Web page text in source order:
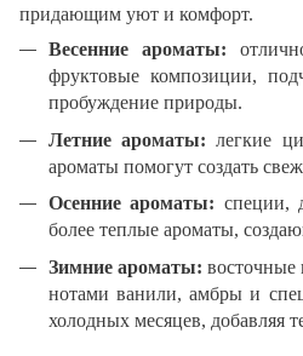
придающим уют и комфорт.
Весенние ароматы:
фруктовые композиции,
пробуждение природы.
Летние ароматы:легкие
ароматы помогут создать
Осенние ароматы: специи,
более теплые ароматы,
Зимние ароматы: восточные
нотами ванили, амбры и
холодных месяцев, добавляя